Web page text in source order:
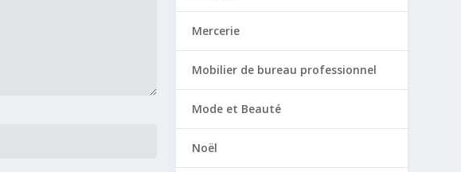
Mercerie
Mobilier de bureau professionnel
Mode et Beauté
Noël